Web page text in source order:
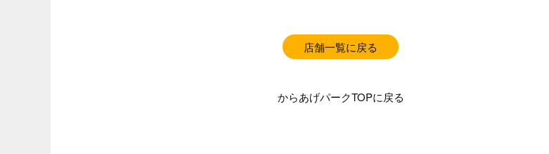
店舗一覧に戻る
からあげパークTOPに戻る